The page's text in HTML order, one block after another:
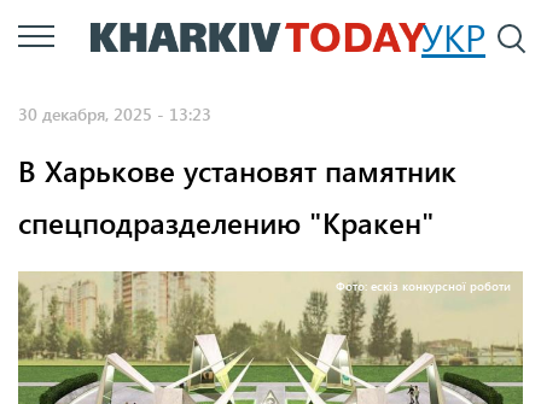
Перейти
к
УКР
30 декабря, 2025 - 13:23
В Харькове установят памятник
спецподразделению "Кракен"
Фото: ескіз конкурсної роботи